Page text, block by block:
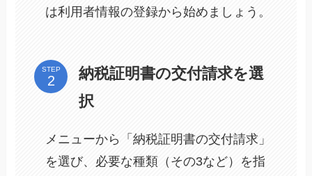
は利用者情報の登録から始めましょう。
STEP
納税証明書の交付請求を選
択
メニューから「納税証明書の交付請求」
を選び、必要な種類（その3など）を指